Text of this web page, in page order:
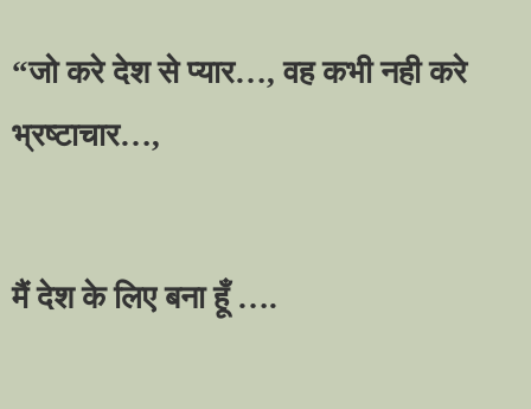
“जो करे देश से प्यार…,वह कभी नही करे
भ्रष्टाचार…,
मैं देश के लिए बना हूँ ….